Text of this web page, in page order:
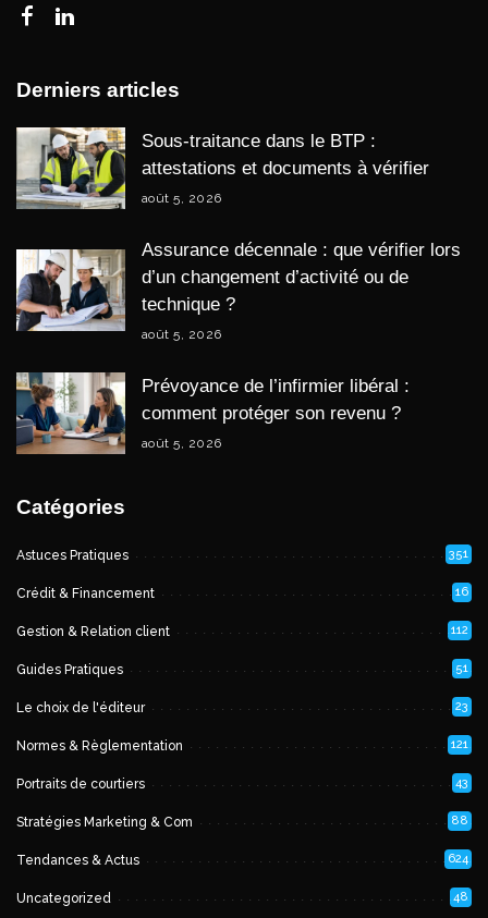
Derniers articles
Sous-traitance dans le BTP :
attestations et documents à vérifier
août 5, 2026
Assurance décennale : que vérifier lors
d’un changement d’activité ou de
technique ?
août 5, 2026
Prévoyance de l’infirmier libéral :
comment protéger son revenu ?
août 5, 2026
Catégories
Astuces Pratiques 351
Crédit & Financement 16
Gestion & Relation client 112
Guides Pratiques 51
Le choix de l'éditeur 23
Normes & Règlementation 121
Portraits de courtiers 43
Stratégies Marketing & Com 88
Tendances & Actus 624
Uncategorized 48